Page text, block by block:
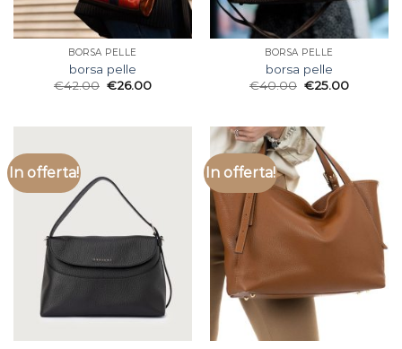
BORSA PELLE
borsa pelle
€42.00 €26.00
BORSA PELLE
borsa pelle
€40.00 €25.00
In offerta! In offerta!